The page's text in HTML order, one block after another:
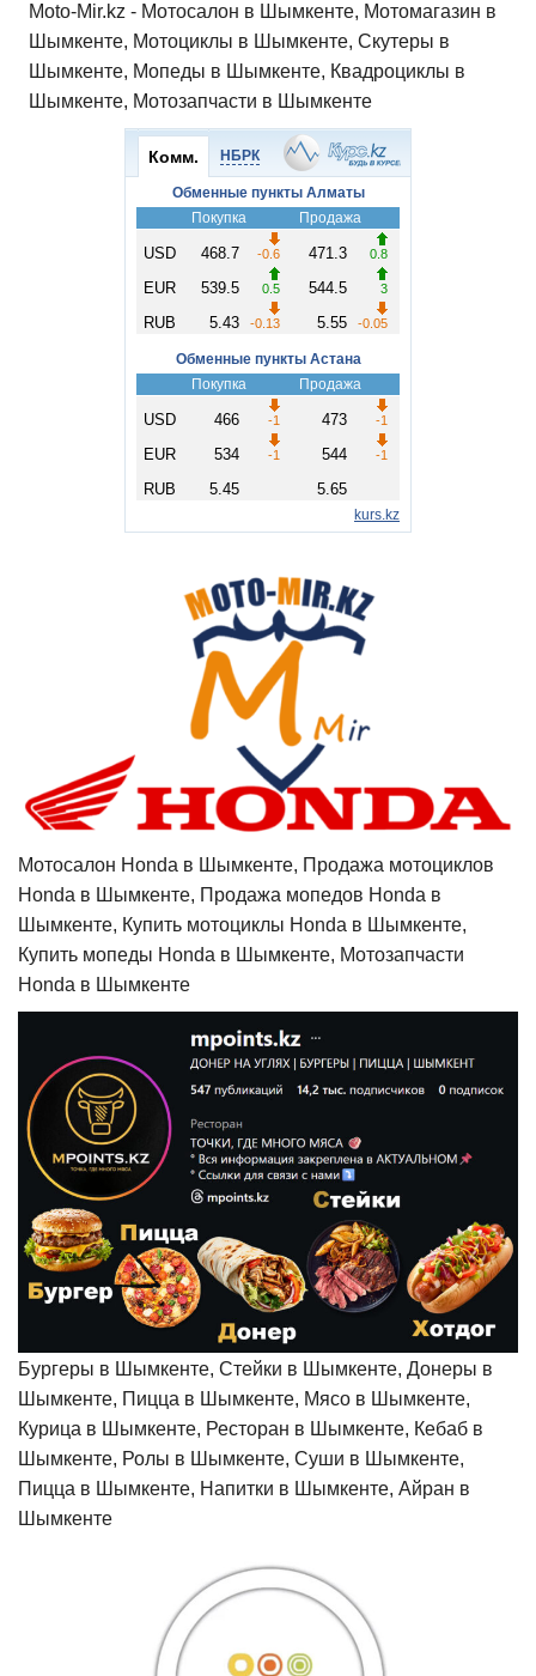
Moto-Mir.kz - Мотосалон в Шымкенте, Мотомагазин в
Шымкенте, Мотоциклы в Шымкенте, Скутеры в
Шымкенте, Мопеды в Шымкенте, Квадроциклы в
Шымкенте, Мотозапчасти в Шымкенте
Мотосалон Honda в Шымкенте, Продажа мотоциклов
Honda в Шымкенте, Продажа мопедов Honda в
Шымкенте, Купить мотоциклы Honda в Шымкенте,
Купить мопеды Honda в Шымкенте, Мотозапчасти
Honda в Шымкенте
Бургеры в Шымкенте, Стейки в Шымкенте, Донеры в
Шымкенте, Пицца в Шымкенте, Мясо в Шымкенте,
Курица в Шымкенте, Ресторан в Шымкенте, Кебаб в
Шымкенте, Ролы в Шымкенте, Суши в Шымкенте,
Пицца в Шымкенте, Напитки в Шымкенте, Айран в
Шымкенте